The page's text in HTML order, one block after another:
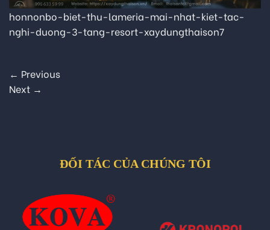
honnonbo-biet-thu-lameria-mai-nhat-kiet-tac-
nghi-duong-3-tang-resort-xaydungthaison7
← Previous
Next →
ĐỐI TÁC CỦA CHÚNG TÔI